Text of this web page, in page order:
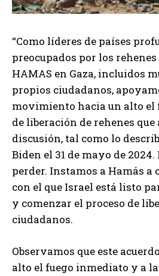
“Como líderes de países
preocupados por los
HAMAS en Gaza, incluidos
propios ciudadanos,
movimiento hacia un alto el
de liberación de rehenes que
discusión, tal como lo
Biden el 31 de mayo de
perder. Instamos a Hamás a
con el que Israel está listo
y comenzar el proceso de
ciudadanos.
Observamos que este
alto el fuego inmediato y a